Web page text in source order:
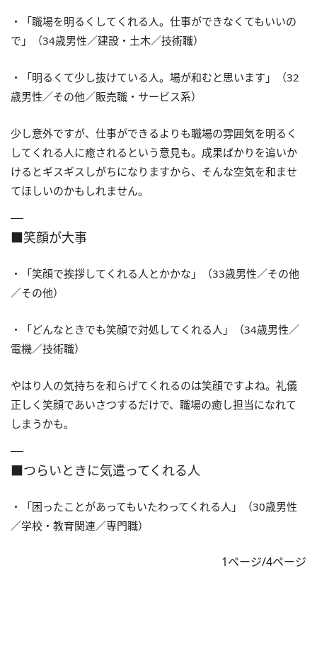
・「職場を明るくしてくれる人。仕事ができなくてもいいの
で」（34歳男性／建設・土木／技術職）
・「明るくて少し抜けている人。場が和むと思います」（32
歳男性／その他／販売職・サービス系）
少し意外ですが、仕事ができるよりも職場の雰囲気を明るく
してくれる人に癒されるという意見も。成果ばかりを追いか
けるとギスギスしがちになりますから、そんな空気を和ませ
てほしいのかもしれません。
■笑顔が大事
・「笑顔で挨拶してくれる人とかかな」（33歳男性／その他
／その他）
・「どんなときでも笑顔で対処してくれる人」（34歳男性／
電機／技術職）
やはり人の気持ちを和らげてくれるのは笑顔ですよね。礼儀
正しく笑顔であいさつするだけで、職場の癒し担当になれて
しまうかも。
■つらいときに気遣ってくれる人
・「困ったことがあってもいたわってくれる人」（30歳男性
／学校・教育関連／専門職）
1ページ/4ページ